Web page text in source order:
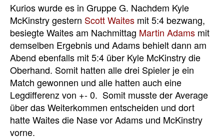
Kurios wurde es in Gruppe G. Nachdem Kyle
McKinstry gestern Scott Waites mit 5:4 bezwang,
besiegte Waites am Nachmittag Martin Adams mit
demselben Ergebnis und Adams behielt dann am
Abend ebenfalls mit 5:4 über Kyle McKinstry die
Oberhand. Somit hatten alle drei Spieler je ein
Match gewonnen und alle hatten auch eine
Legdifferenz von +- 0. Somit musste der Average
über das Weiterkommen entscheiden und dort
hatte Waites die Nase vor Adams und McKinstry
vorne.